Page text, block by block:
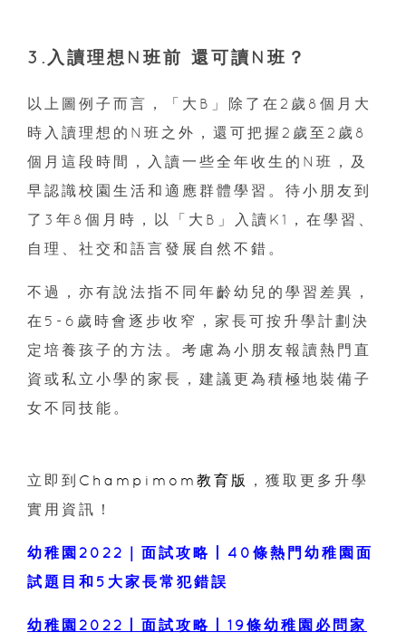
3.入讀理想N班前 還可讀N班？
以上圖例子而言，「大B」除了在2歲8個月大
時入讀理想的N班之外，還可把握2歲至2歲8
個月這段時間，入讀一些全年收生的N班，及
早認識校園生活和適應群體學習。待小朋友到
了3年8個月時，以「大B」入讀K1，在學習、
自理、社交和語言發展自然不錯。
不過，亦有說法指不同年齡幼兒的學習差異，
在5-6歲時會逐步收窄，家長可按升學計劃決
定培養孩子的方法。考慮為小朋友報讀熱門直
資或私立小學的家長，建議更為積極地裝備子
女不同技能。
立即到 Champimom教育版
，獲取更多升學
實用資訊！
幼稚園2022｜面試攻略丨40條熱門幼稚園面
試題目和5大家長常犯錯誤
幼稚園2022丨面試攻略丨19條幼稚園必問家